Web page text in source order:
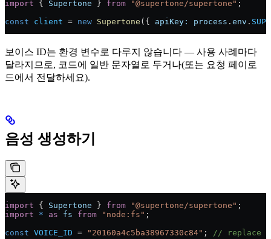
import { Supertone } from "@supertone/supertone" ;
const client = new Supertone ({ apiKey: process . env .
보이스 ID는 환경 변수로 다루지 않습니다 — 사용 사례마다
달라지므로, 코드에 일반 문자열로 두거나(또는 요청 페이로
드에서 전달하세요).
음성 생성하기
import { Supertone } from "@supertone/supertone" ;
import * as fs from "node:fs" ;
const VOICE_ID = "20160a4c5ba38967330c84" ; // replace